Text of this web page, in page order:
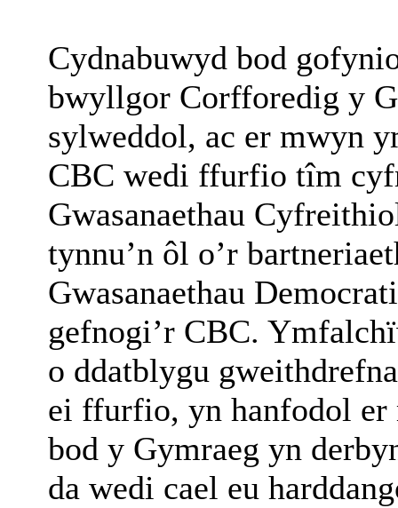
Cydnabuwyd bod
bwyllgor Corfforedig y
sylweddol, ac er mwyn
CBC wedi ffurfio tîm
Gwasanaethau
tynnu’n ôl o’r
Gwasanaethau
gefnogi’r CBC.
o ddatblygu
ei ffurfio, yn hanfodol
bod y Gymraeg yn
da wedi cael eu